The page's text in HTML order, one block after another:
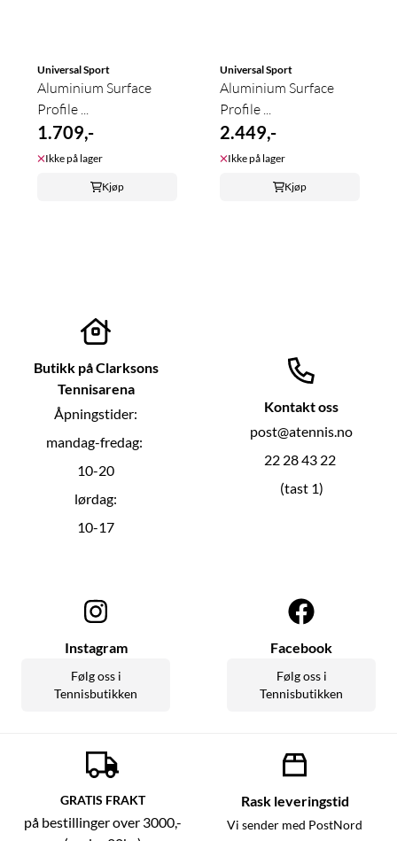
Universal Sport
Aluminium Surface
Profile ...
1.709,-
Ikke på lager
Kjøp
Universal Sport
Aluminium Surface
Profile ...
2.449,-
Ikke på lager
Kjøp
Butikk på Clarksons
Tennisarena
Åpningstider:
mandag-fredag:
10-20
lørdag:
10-17
Kontakt oss
post@atennis.no
22 28 43 22
(tast 1)
Instagram
Følg oss i
Tennisbutikken
Facebook
Følg oss i
Tennisbutikken
GRATIS FRAKT
på bestillinger over 3000,-
Rask leveringstid
Vi sender med PostNord